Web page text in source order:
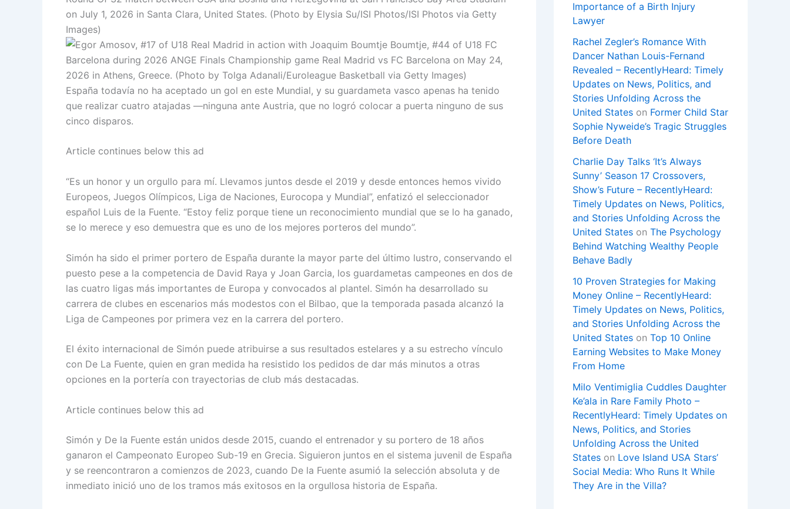
España todavía no ha aceptado un gol en este Mundial, y su guardameta vasco apenas ha tenido
que realizar cuatro atajadas —ninguna ante Austria, que no logró colocar a puerta ninguno de sus
cinco disparos.
Article continues below this ad
“Es un honor y un orgullo para mí. Llevamos juntos desde el 2019 y desde entonces hemos vivido
Europeos, Juegos Olímpicos, Liga de Naciones, Eurocopa y Mundial”, enfatizó el seleccionador
español Luis de la Fuente. “Estoy feliz porque tiene un reconocimiento mundial que se lo ha ganado,
se lo merece y eso demuestra que es uno de los mejores porteros del mundo”.
Simón ha sido el primer portero de España durante la mayor parte del último lustro, conservando el
puesto pese a la competencia de David Raya y Joan Garcia, los guardametas campeones en dos de
las cuatro ligas más importantes de Europa y convocados al plantel. Simón ha desarrollado su
carrera de clubes en escenarios más modestos con el Bilbao, que la temporada pasada alcanzó la
Liga de Campeones por primera vez en la carrera del portero.
El éxito internacional de Simón puede atribuirse a sus resultados estelares y a su estrecho vínculo
con De La Fuente, quien en gran medida ha resistido los pedidos de dar más minutos a otras
opciones en la portería con trayectorias de club más destacadas.
Article continues below this ad
Simón y De la Fuente están unidos desde 2015, cuando el entrenador y su portero de 18 años
ganaron el Campeonato Europeo Sub-19 en Grecia. Siguieron juntos en el sistema juvenil de España
y se reencontraron a comienzos de 2023, cuando De la Fuente asumió la selección absoluta y de
inmediato inició uno de los tramos más exitosos en la orgullosa historia de España.
Importance of a Birth Injury
Lawyer
Rachel Zegler’s Romance With
Dancer Nathan Louis-Fernand
Revealed – RecentlyHeard: Timely
Updates on News, Politics, and
Stories Unfolding Across the
United States on Former Child Star
Sophie Nyweide’s Tragic Struggles
Before Death
Charlie Day Talks ‘It’s Always
Sunny’ Season 17 Crossovers,
Show’s Future – RecentlyHeard:
Timely Updates on News, Politics,
and Stories Unfolding Across the
United States on The Psychology
Behind Watching Wealthy People
Behave Badly
10 Proven Strategies for Making
Money Online – RecentlyHeard:
Timely Updates on News, Politics,
and Stories Unfolding Across the
United States on Top 10 Online
Earning Websites to Make Money
From Home
Milo Ventimiglia Cuddles Daughter
Ke’ala in Rare Family Photo –
RecentlyHeard: Timely Updates on
News, Politics, and Stories
Unfolding Across the United
States on Love Island USA Stars’
Social Media: Who Runs It While
They Are in the Villa?